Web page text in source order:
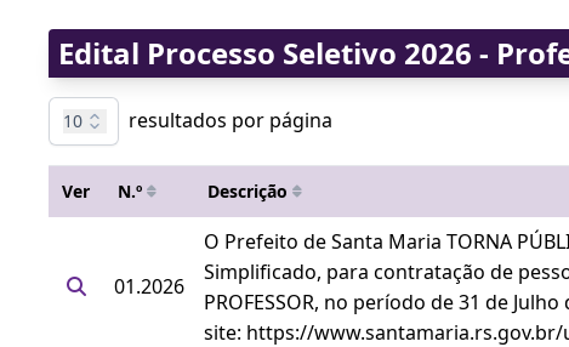
Edital Processo Seletivo 2026 -
10 resultados por página
Ver N.º Descrição
01.2026
O Prefeito de Santa Maria TORNA
Simplificado, para contratação de
PROFESSOR, no período de 31 de
site: https://